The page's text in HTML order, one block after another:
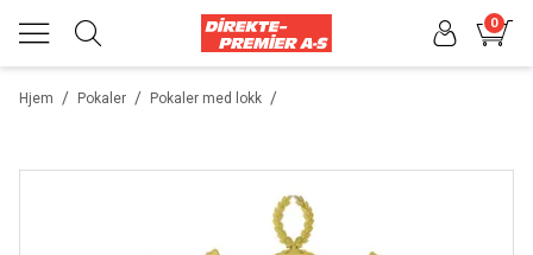
0
/
Hjem /
Pokaler /
Pokaler med lokk